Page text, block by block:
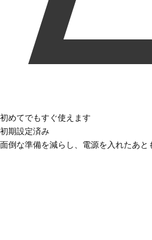
初めてでもすぐ使えます
初期設定済み
面倒な準備を減らし、電源を入れたあ